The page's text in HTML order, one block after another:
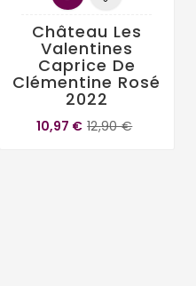
Château Les
Valentines
Caprice De
Clémentine Rosé
2022
10,97 € 12,90 €